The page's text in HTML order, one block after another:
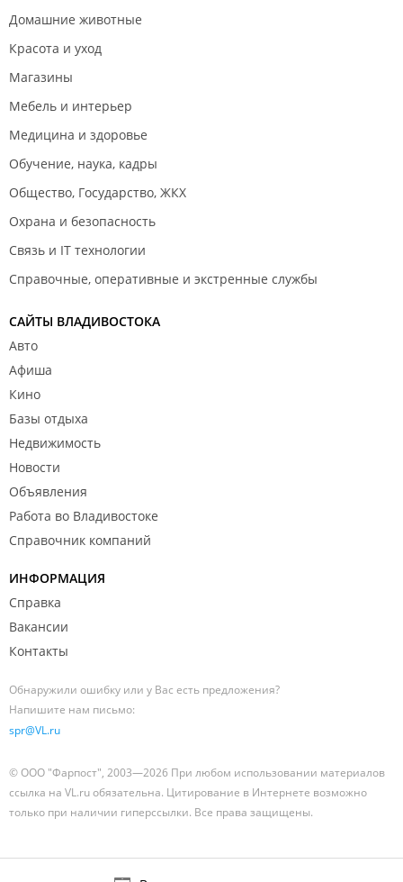
Домашние животные
Красота и уход
Магазины
Мебель и интерьер
Медицина и здоровье
Обучение, наука, кадры
Общество, Государство, ЖКХ
Охрана и безопасность
Связь и IT технологии
Справочные, оперативные и экстренные службы
САЙТЫ ВЛАДИВОСТОКА
Авто
Афиша
Кино
Базы отдыха
Недвижимость
Новости
Объявления
Работа во Владивостоке
Справочник компаний
ИНФОРМАЦИЯ
Справка
Вакансии
Контакты
Обнаружили ошибку или у Вас есть предложения?
Напишите нам письмо:
spr@VL.ru
© ООО "Фарпост", 2003—2026 При любом использовании материалов
ссылка на VL.ru обязательна. Цитирование в Интернете возможно
только при наличии гиперссылки. Все права защищены.